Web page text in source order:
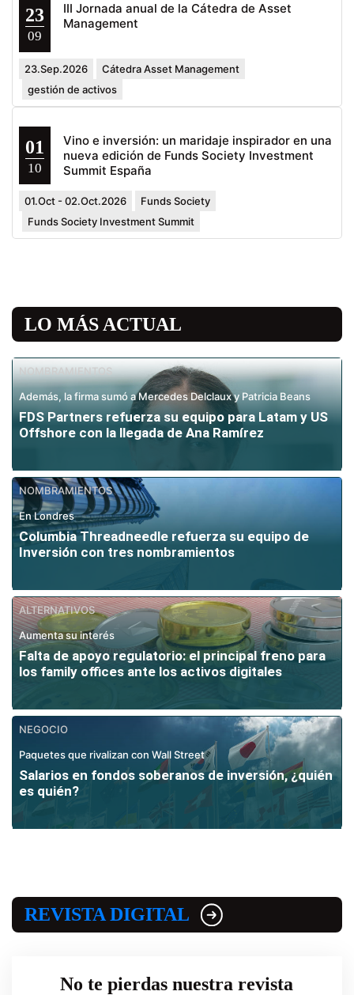
23
09
III Jornada anual de la Cátedra de Asset
Management
23.Sep.2026
Cátedra Asset Management
gestión de activos
01
10
Vino e inversión: un maridaje inspirador en una
nueva edición de Funds Society Investment
Summit España
01.Oct - 02.Oct.2026
Funds Society
Funds Society Investment Summit
LO MÁS ACTUAL
NOMBRAMIENTOS
Además, la firma sumó a Mercedes Delclaux y Patricia Beans
FDS Partners refuerza su equipo para Latam y US
Offshore con la llegada de Ana Ramírez
NOMBRAMIENTOS
En Londres
Columbia Threadneedle refuerza su equipo de
Inversión con tres nombramientos
ALTERNATIVOS
Aumenta su interés
Falta de apoyo regulatorio: el principal freno para
los family offices ante los activos digitales
NEGOCIO
Paquetes que rivalizan con Wall Street
Salarios en fondos soberanos de inversión, ¿quién
es quién?
REVISTA DIGITAL
No te pierdas nuestra revista